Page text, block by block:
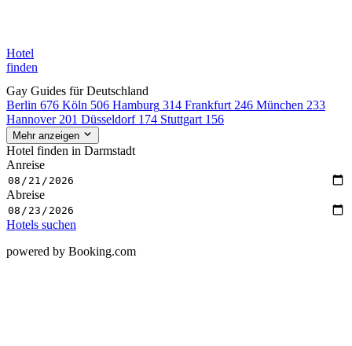
Hotel
finden
Gay Guides für Deutschland
Berlin 676 Köln 506 Hamburg 314 Frankfurt 246 München 233
Hannover 201 Düsseldorf 174 Stuttgart 156
Mehr anzeigen
Hotel finden in Darmstadt
Anreise
Abreise
Hotels suchen
powered by Booking.com